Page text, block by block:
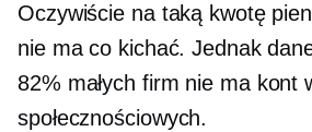
Oczywiście na taką kwotę
nie ma co kichać. Jednak
82% małych firm nie ma kont
społecznościowych.